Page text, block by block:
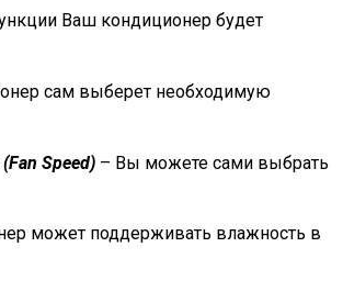
Ваш кондиционер будет
сам выберет необходимую
Speed) – Вы можете сами выбрать
может поддерживать влажность в